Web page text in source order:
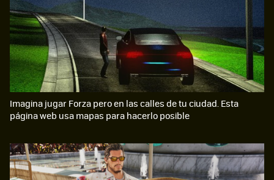
Imagina jugar Forza pero en las calles de tu ciudad. Esta
página web usa mapas para hacerlo posible